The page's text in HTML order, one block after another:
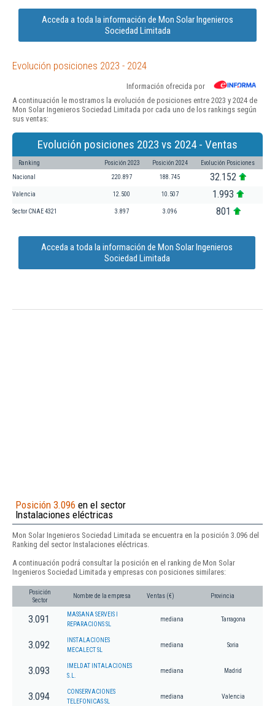
Acceda a toda la información de Mon Solar Ingenieros
Sociedad Limitada
Evolución posiciones 2023 - 2024
Información ofrecida por
A continuación le mostramos la evolución de posiciones entre 2023 y 2024 de
Mon Solar Ingenieros Sociedad Limitada por cada uno de los rankings según
sus ventas:
Evolución posiciones 2023 vs 2024 - Ventas
Ranking Posición 2023 Posición 2024 Evolución Posiciones
Nacional 220.897 188.745 32.152
Valencia 12.500 10.507 1.993
Sector CNAE 4321 3.897 3.096 801
Acceda a toda la información de Mon Solar Ingenieros
Sociedad Limitada
Posición 3.096 en el sector
Instalaciones eléctricas
Mon Solar Ingenieros Sociedad Limitada se encuentra en la posición 3.096 del
Ranking del sector Instalaciones eléctricas.
A continuación podrá consultar la posición en el ranking de Mon Solar
Ingenieros Sociedad Limitada y empresas con posiciones similares:
Posición
Sector
Nombre de la empresa Ventas (€) Provincia
3.091
MASSANA SERVEIS I
REPARACIONS SL
mediana Tarragona
3.092
INSTALACIONES
MECALECT SL
mediana Soria
3.093
IMELDAT INTALACIONES
S.L.
mediana Madrid
3.094
CONSERVACIONES
TELEFONICAS SL
mediana Valencia